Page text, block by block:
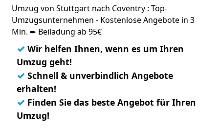
Umzug von Stuttgart nach Coventry : Top-
Umzugsunternehmen - Kostenlose Angebote in 3
Min. ➨ Beiladung ab 95€
✓ Wir helfen Ihnen, wenn es um Ihren
Umzug geht!
✓ Schnell & unverbindlich Angebote
erhalten!
✓ Finden Sie das beste Angebot für Ihren
Umzug!